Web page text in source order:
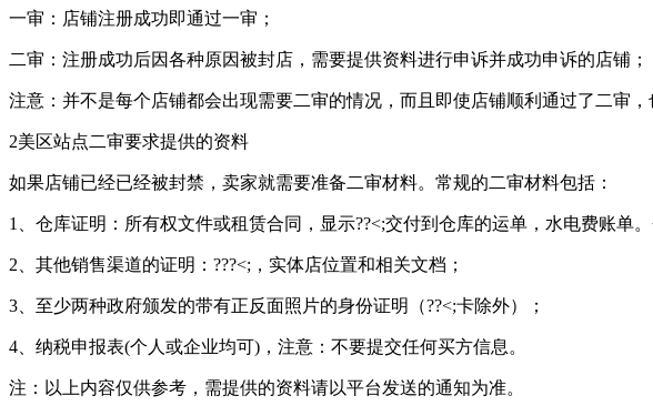
一审：店铺注册成功即通过一审；
二审：注册成功后因各种原因被封店，需要提供资料进行申诉并成功申诉的店铺；
注意：并不是每个店铺都会出现需要二审的情况，而且即使店铺顺利通过了二审，
2美区站点二审要求提供的资料
如果店铺已经已经被封禁，卖家就需要准备二审材料。常规的二审材料包括：
1、仓库证明：所有权文件或租赁合同，显示??<;交付到仓库的运单，水电费账单
2、其他销售渠道的证明：???<;，实体店位置和相关文档；
3、至少两种政府颁发的带有正反面照片的身份证明（??<;卡除外）；
4、纳税申报表(个人或企业均可)，注意：不要提交任何买方信息。
注：以上内容仅供参考，需提供的资料请以平台发送的通知为准。